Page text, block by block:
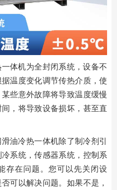
体机为全封闭系统，设备不
温度变化调节传热介质，使
些意外故障将导致温度缓慢
，将导致设备损坏，甚至直
油冷热一体机除了制冷剂引
系统，传感器系统，控制系
存在问题。您可以先关闭设
可以解决问题。如果不是，